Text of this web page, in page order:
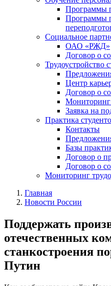
Программы
Программы
Социальное
ОАО «РЖД»
Договор о
Трудоустройство
Центр
Договор о
Мониторинг
Заявка на
Практика
Контакты
Базы
Договор о
Договор о
Мониторинг
Главная
Новости России
Поддержать
отечественных
станкостроения
Путин